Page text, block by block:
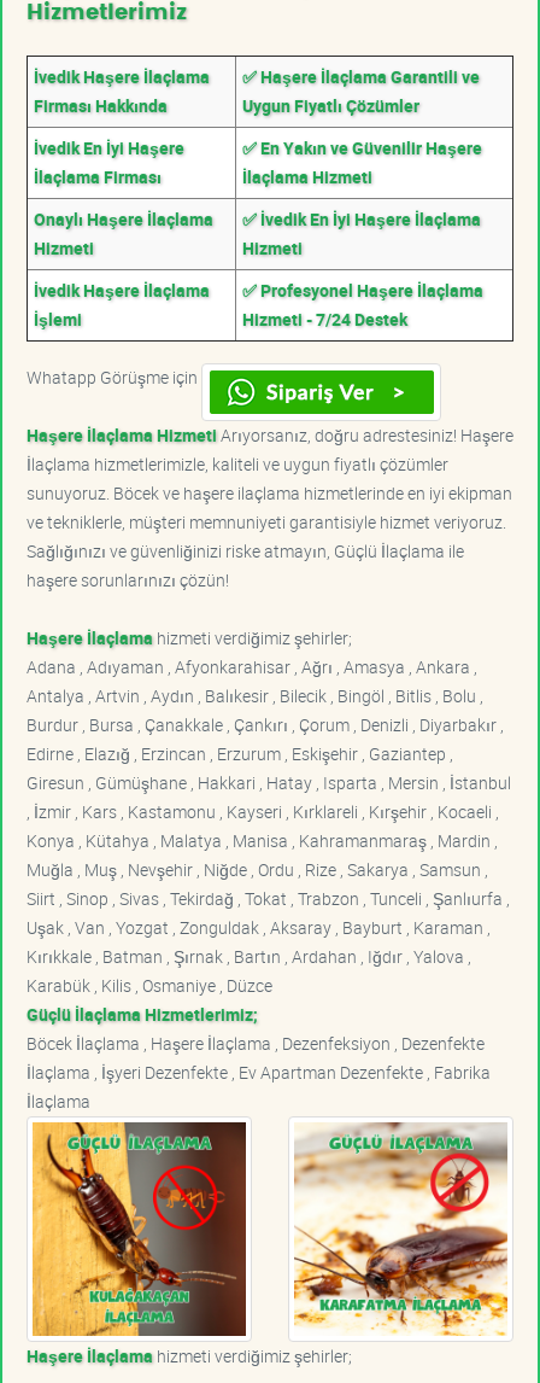
Hizmetlerimiz
İvedik Haşere İlaçlama
Firması Hakkında
✅ Haşere İlaçlama Garantili ve
Uygun Fiyatlı Çözümler
İvedik En İyi Haşere
İlaçlama Firması
✅ En Yakın ve Güvenilir Haşere
İlaçlama Hizmeti
Onaylı Haşere İlaçlama
Hizmeti
✅ İvedik En İyi Haşere İlaçlama
Hizmeti
İvedik Haşere İlaçlama
İşlemi
✅ Profesyonel Haşere İlaçlama
Hizmeti - 7/24 Destek
Whatapp Görüşme için
Haşere İlaçlama HizmetiArıyorsanız, doğru adrestesiniz! Haşere
İlaçlama hizmetlerimizle, kaliteli ve uygun fiyatlı çözümler
sunuyoruz. Böcek ve haşere ilaçlama hizmetlerinde en iyi ekipman
ve tekniklerle, müşteri memnuniyeti garantisiyle hizmet veriyoruz.
Sağlığınızı ve güvenliğinizi riske atmayın, Güçlü İlaçlama ile
haşere sorunlarınızı çözün!
Haşere İlaçlama hizmeti verdiğimiz şehirler;
Adana , Adıyaman , Afyonkarahisar , Ağrı , Amasya , Ankara ,
Antalya , Artvin , Aydın , Balıkesir , Bilecik , Bingöl , Bitlis , Bolu ,
Burdur , Bursa , Çanakkale , Çankırı , Çorum , Denizli , Diyarbakır ,
Edirne , Elazığ , Erzincan , Erzurum , Eskişehir , Gaziantep ,
Giresun , Gümüşhane , Hakkari , Hatay , Isparta , Mersin , İstanbul
, İzmir , Kars , Kastamonu , Kayseri , Kırklareli , Kırşehir , Kocaeli ,
Konya , Kütahya , Malatya , Manisa , Kahramanmaraş , Mardin ,
Muğla , Muş , Nevşehir , Niğde , Ordu , Rize , Sakarya , Samsun ,
Siirt , Sinop , Sivas , Tekirdağ , Tokat , Trabzon , Tunceli , Şanlıurfa ,
Uşak , Van , Yozgat , Zonguldak , Aksaray , Bayburt , Karaman ,
Kırıkkale , Batman , Şırnak , Bartın , Ardahan , Iğdır , Yalova ,
Karabük , Kilis , Osmaniye , Düzce
Güçlü İlaçlama Hizmetlerimiz;
Böcek İlaçlama , Haşere İlaçlama , Dezenfeksiyon , Dezenfekte
İlaçlama , İşyeri Dezenfekte , Ev Apartman Dezenfekte , Fabrika
İlaçlama
Haşere İlaçlama hizmeti verdiğimiz şehirler;